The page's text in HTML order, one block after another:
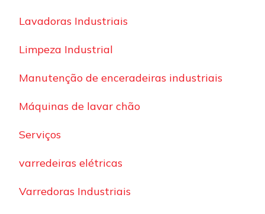
Lavadoras Industriais
Limpeza Industrial
Manutenção de enceradeiras industriais
Máquinas de lavar chão
Serviços
varredeiras elétricas
Varredoras Industriais